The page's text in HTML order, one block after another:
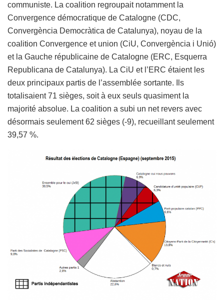
communiste. La coalition regroupait notamment la
Convergence démocratique de Catalogne (CDC,
Convergència Democràtica de Catalunya), noyau de la
coalition Convergence et union (CiU, Convergència i Unió)
et la Gauche républicaine de Catalogne (ERC, Esquerra
Republicana de Catalunya). La CiU et l’ERC étaient les
deux principaux partis de l’assemblée sortante. Ils
totalisaient 71 sièges, soit à eux seuls quasiment la
majorité absolue. La coalition a subi un net revers avec
désormais seulement 62 sièges (-9), recueillant seulement
39,57 %.